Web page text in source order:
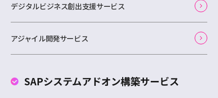
デジタルビジネス創出支援サービス
アジャイル開発サービス
SAPシステムアドオン構築サービス